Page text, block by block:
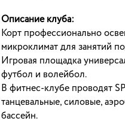
Описание клуба:
Корт профессионально
микроклимат для занятий
Игровая площадка
футбол и волейбол.
В фитнес-клубе проводят
танцевальные, силовые,
бассейн.